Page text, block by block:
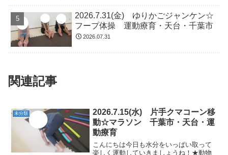
2026.7.31(金) ゆりかごジャンケン☆
フープ体操 運動療育・天台・千葉市
2026.07.31
関連記事
未分類
2026.7.15(水) 片手クマコーン移
動☆マラソン 千葉市・天台・運
動療育
こんにちは今日も水分をいっぱい取って
楽しく運動していきましょうね！★動物